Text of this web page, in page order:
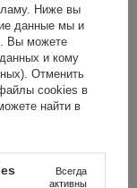
Ниже вы
данные мы и
Вы можете
и кому
Отменить
cookies в
найти в
Всегда
активны